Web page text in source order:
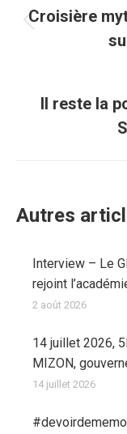
article
Croisière
Il reste la
Autres
Interview – Le
rejoint
2 août 2026
14 juillet 2026,
MIZON,
14 juillet 2026